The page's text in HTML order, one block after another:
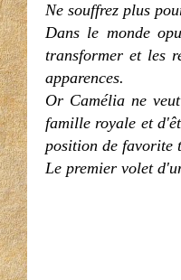
Ne souffrez plus
Dans le monde
transformer et les
apparences.
Or Camélia ne
famille royale et
position de favorite
Le premier volet